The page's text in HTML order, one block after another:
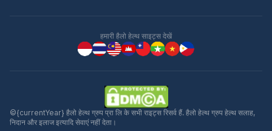
हमारी हैलो हेल्थ साइट्स देखें
©{currentYear} हैलो हेल्थ ग्रुप प्रा लि के सभी राइट्स रिसर्व हैं. हैलो हेल्थ ग्रुप हेल्थ सलाह,
निदान और इलाज इत्यादि सेवाएं नहीं देता।